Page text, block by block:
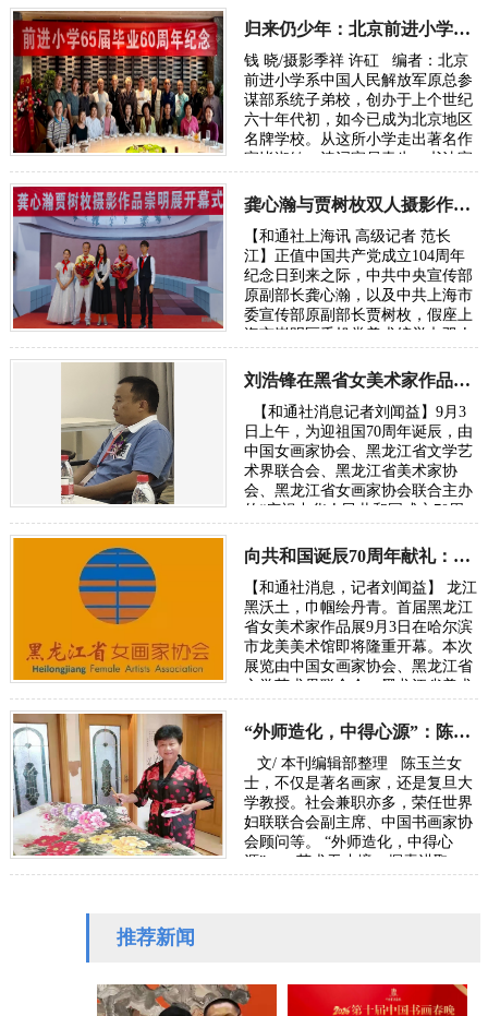
界的盛会。 全…
归来仍少年：北京前进小学“六-五”届60周年纪念
钱 晓/摄影季祥 许矼 编者：北京
前进小学系中国人民解放军原总参
谋部系统子弟校，创办于上个世纪
六十年代初，如今已成为北京地区
名牌学校。从这所小学走出著名作
家毕淑敏、诗词家易青生、书法家
邓春来、民营企业家许矼、新闻
工…
龚心瀚与贾树枚双人摄影作品展在沪举办
【和通社上海讯 高级记者 范长
江】正值中国共产党成立104周年
纪念日到来之际，中共中央宣传部
原副部长龚心瀚，以及中共上海市
委宣传部原副部长贾树枚，假座上
海市崇明区千帆堂美术馆举办双人
摄影作品展。 龚心瀚，1964年毕业
于上海复旦…
刘浩锋在黑省女美术家作品展畅谈东方文化复兴
【和通社消息记者刘闻益】9月3
日上午，为迎祖国70周年诞辰，由
中国女画家协会、黑龙江省文学艺
术界联合会、黑龙江省美术家协
会、黑龙江省女画家协会联合主办
的“庆祝中华人民共和国成立70周
年一一首届黑龙江省女美术家作品
展”…
向共和国诞辰70周年献礼：黑龙江省女美术家作品展近日开幕
【和通社消息，记者刘闻益】 龙江
黑沃土，巾帼绘丹青。首届黑龙江
省女美术家作品展9月3日在哈尔滨
市龙美美术馆即将隆重开幕。本次
展览由中国女画家协会、黑龙江省
文学艺术界联合会、黑龙江省美术
家协会、黑龙江省女画家协会联合
主…
“外师造化，中得心源”：陈玉兰教授的绘画
文/ 本刊编辑部整理 陈玉兰女
士，不仅是著名画家，还是复旦大
学教授。社会兼职亦多，荣任世界
妇联联合会副主席、中国书画家协
会顾问等。 “外师造化，中得心
源”——艺术无止境，探索进取，
是陈玉兰女士遵循的一…
推荐新闻